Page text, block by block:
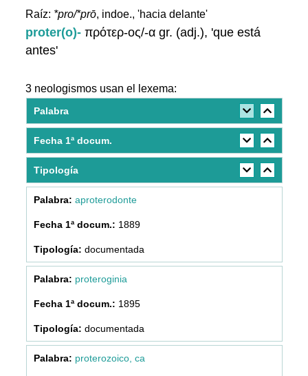
Raíz: *pro/*prō, indoe., 'hacia delante'
proter(o)-πρότερ-ος/-α gr. (adj.), 'que está
antes'
3 neologismos usan el lexema:
Palabra
Fecha 1ª docum.
Tipología
aproterodonte
1889
documentada
proteroginia
1895
documentada
proterozoico, ca